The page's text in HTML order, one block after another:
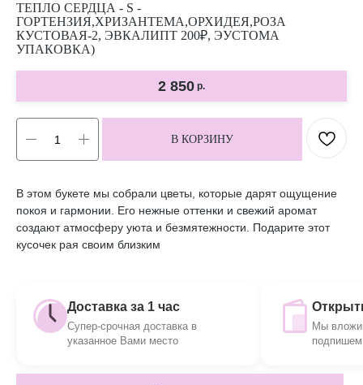
ТЕПЛО СЕРДЦА - S -
ГОРТЕНЗИЯ,ХРИЗАНТЕМА,ОРХИДЕЯ,РОЗА
КУСТОВАЯ-2, ЭВКАЛИПТ 200₽, ЭУСТОМА
УПАКОВКА)
2 850 р.
В КОРЗИНУ
В этом букете мы собрали цветы, которые дарят ощущение
покоя и гармонии. Его нежные оттенки и свежий аромат
создают атмосферу уюта и безмятежности. Подарите этот
кусочек рая своим близким
Доставка за 1 час
Супер-срочная доставка в
указанное Вами место
Мы